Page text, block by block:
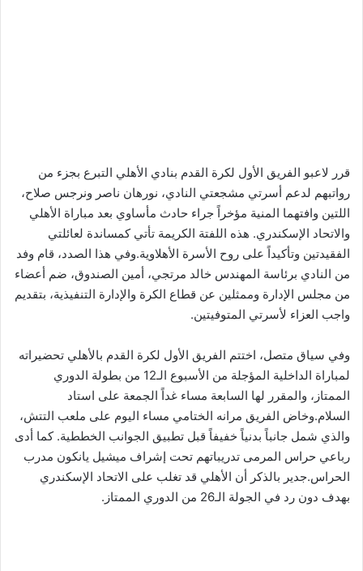
قرر لاعبو الفريق الأول لكرة القدم بنادي الأهلي التبرع بجزء من
رواتبهم لدعم أسرتي مشجعتي النادي، نورهان ناصر ونرجس صلاح،
اللتين وافتهما المنية مؤخراً جراء حادث مأساوي بعد مباراة الأهلي
والاتحاد الإسكندري. هذه اللفتة الكريمة تأتي كمساندة لعائلتي
الفقيدتين وتأكيداً على روح الأسرة الأهلاوية.وفي هذا الصدد، قام وفد
من النادي برئاسة المهندس خالد مرتجي، أمين الصندوق، ضم أعضاء
من مجلس الإدارة وممثلين عن قطاع الكرة والإدارة التنفيذية، بتقديم
واجب العزاء لأسرتي المتوفيتين.
وفي سياق متصل، اختتم الفريق الأول لكرة القدم بالأهلي تحضيراته
لمباراة الداخلية المؤجلة من الأسبوع الـ12 من بطولة الدوري
الممتاز، والمقرر لها السابعة مساء غداً الجمعة على استاد
السلام.وخاض الفريق مرانه الختامي مساء اليوم على ملعب التتش،
والذي شمل جانباً بدنياً خفيفاً قبل تطبيق الجوانب الخططية. كما أدى
رباعي حراس المرمى تدريباتهم تحت إشراف ميشيل يانكون مدرب
الحراس.جدير بالذكر أن الأهلي قد تغلب على الاتحاد الإسكندري
بهدف دون رد في الجولة الـ26 من الدوري الممتاز.